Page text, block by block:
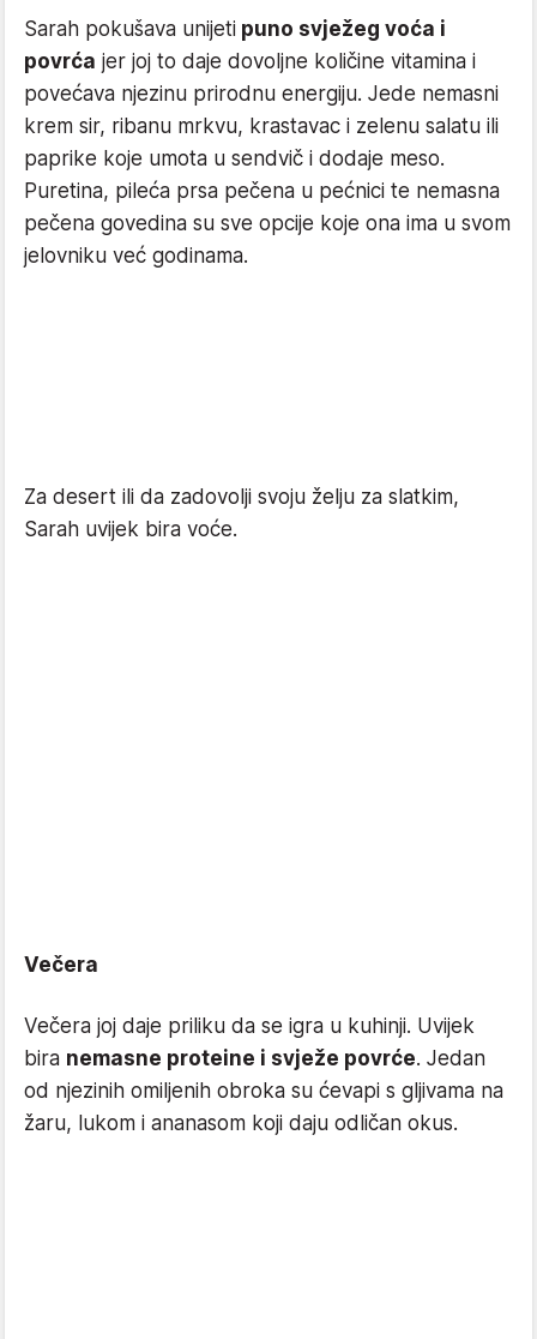
Sarah pokušava unijeti puno svježeg voća i
povrća jer joj to daje dovoljne količine vitamina i
povećava njezinu prirodnu energiju. Jede nemasni
krem sir, ribanu mrkvu, krastavac i zelenu salatu ili
paprike koje umota u sendvič i dodaje meso.
Puretina, pileća prsa pečena u pećnici te nemasna
pečena govedina su sve opcije koje ona ima u svom
jelovniku već godinama.
Za desert ili da zadovolji svoju želju za slatkim,
Sarah uvijek bira voće.
Večera
Večera joj daje priliku da se igra u kuhinji. Uvijek
bira nemasne proteine i svježe povrće. Jedan
od njezinih omiljenih obroka su ćevapi s gljivama na
žaru, lukom i ananasom koji daju odličan okus.